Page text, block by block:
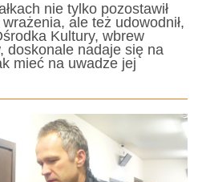
nie tylko pozostawił
ale też udowodnił,
Kultury, wbrew
doskonale nadaje się na
mieć na uwadze jej